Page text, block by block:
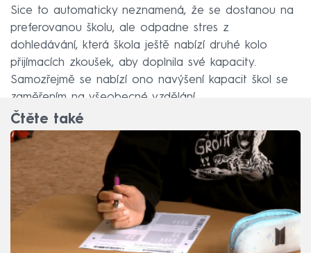
Sice to automaticky neznamená, že se dostanou na
preferovanou školu, ale odpadne stres z
dohledávání, která škola ještě nabízí druhé kolo
přijímacích zkoušek, aby doplnila své kapacity.
Samozřejmě se nabízí ono navýšení kapacit škol se
zaměřením na všeobecné vzdělání.
Čtěte také